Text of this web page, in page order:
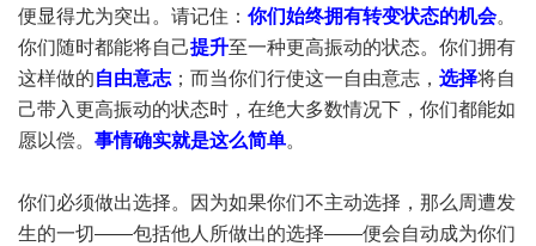
便显得尤为突出。请记住： 你们始终拥有转变状态的机会。
你们随时都能将自己提升至一种更高振动的状态。你们拥有
这样做的自由意志 ；而当你们行使这一自由意志， 选择将自
己带入更高振动的状态时，在绝大多数情况下，你们都能如
愿以偿。 事情确实就是这么简单。
你们必须做出选择。因为如果你们不主动选择，那么周遭发
生的一切——包括他人所做出的选择——便会自动成为你们